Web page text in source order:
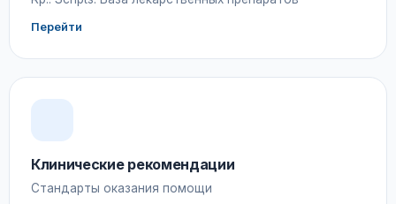
Перейти
Клинические рекомендации
Стандарты оказания помощи